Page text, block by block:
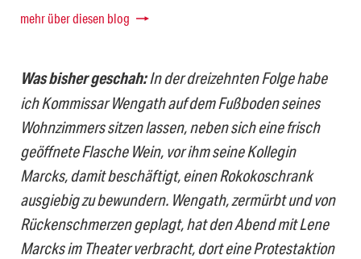
mehr über diesen blog
Was bisher geschah:In der dreizehnten Folge habe
ich Kommissar Wengath auf dem Fußboden seines
Wohnzimmers sitzen lassen, neben sich eine frisch
geöffnete Flasche Wein, vor ihm seine Kollegin
Marcks, damit beschäftigt, einen Rokokoschrank
ausgiebig zu bewundern. Wengath, zermürbt und von
Rückenschmerzen geplagt, hat den Abend mit Lene
Marcks im Theater verbracht, dort eine Protestaktion